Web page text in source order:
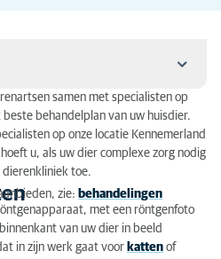
dieren
samen met specialisten op
behandelplan van uw huisdier.
op onze locatie Kennemerland
u, als uw dier complexe zorg nodig
dierenkliniek toe.
zie: behandelingen
met een röntgenfoto
van uw dier in beeld
in zijn werk gaat voor katten of